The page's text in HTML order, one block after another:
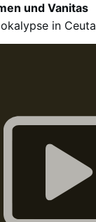
und Vanitas
in Ceuta